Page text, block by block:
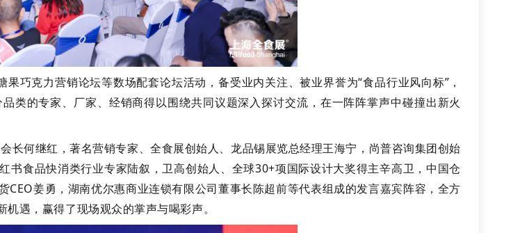
巧克力营销论坛等数场配套论坛活动，备受业内关注、被业界誉为“食品行业风向标”，
类的专家、厂家、经销商得以围绕共同议题深入探讨交流，在一阵阵掌声中碰撞出新火
长何继红，著名营销专家、全食展创始人、龙品锡展览总经理王海宁，尚普咨询集团创始
食品快消类行业专家陆叙，卫高创始人、全球30+项国际设计大奖得主辛高卫，中国仓
姜勇，湖南优尔惠商业连锁有限公司董事长陈超前等代表组成的发言嘉宾阵容，全方
遇，赢得了现场观众的掌声与喝彩声。